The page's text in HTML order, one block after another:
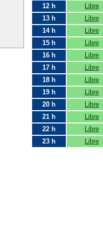
12 h
Libre
13 h
Libre
14 h
Libre
15 h
Libre
16 h
Libre
17 h
Libre
18 h
Libre
19 h
Libre
20 h
Libre
21 h
Libre
22 h
Libre
23 h
Libre